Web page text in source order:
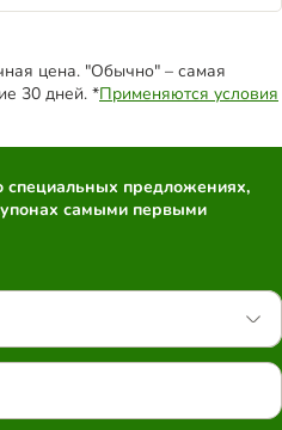
цена. "Обычно" – самая
30 дней. *Применяются условия
специальных предложениях,
самыми первыми